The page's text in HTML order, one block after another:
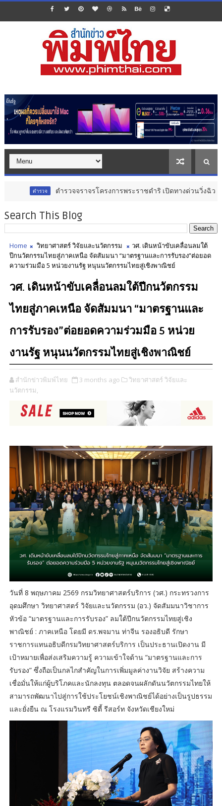
ตำรวจจราจรโครงการพระราชดำริ เปิดทางด่วนวิ่งฉิว! นำส่งอวัยวะหั
Search This Blog
Home วิทยาศาสตร์ วิจัยและนวัตกรรม
วศ. เดินหน้าขับเคลื่อนลมใต้
ปีกนวัตกรรมไทยสู่ภาคเหนือ จัดสัมมนา “มาตรฐานและการรับรอง”ต่อยอด
ความร่วมมือ 5 หน่วยงานรัฐ หนุนนวัตกรรมไทยสู่เชิงพาณิชย์
วศ. เดินหน้าขับเคลื่อนลมใต้ปีกนวัตกรรม
ไทยสู่ภาคเหนือ จัดสัมมนา “มาตรฐานและ
การรับรอง”ต่อยอดความร่วมมือ 5 หน่วย
งานรัฐ หนุนนวัตกรรมไทยสู่เชิงพาณิชย์
สำนักข่าวพิมพ์ไทย 3 months ago
วิทยาศาสตร์ วิจัยและ
นวัตกรรม,
วันที่ 8 พฤษภาคม 2569 กรมวิทยาศาสตร์บริการ (วศ.) กระทรวงการ
อุดมศึกษา วิทยาศาสตร์ วิจัยและนวัตกรรม (อว.) จัดสัมมนาวิชาการ
หัวข้อ “มาตรฐานและการรับรอง” ลมใต้ปีกนวัตกรรมไทยสู่เชิง
พาณิชย์ : ภาคเหนือ โดยมี ดร.พจมาน ท่าจีน รองอธิบดี รักษา
ราชการแทนอธิบดีกรมวิทยาศาสตร์บริการ เป็นประธานเปิดงาน มี
เป้าหมายเพื่อส่งเสริมความรู้ ความเข้าใจด้าน “มาตรฐานและการ
รับรอง” ซึ่งถือเป็นกลไกสำคัญในการเพิ่มมูลค่างานวิจัย สร้างความ
เชื่อมั่นให้แก่ผู้บริโภคและนักลงทุน ตลอดจนผลักดันนวัตกรรมไทยให้
สามารถพัฒนาไปสู่การใช้ประโยชน์เชิงพาณิชย์ได้อย่างเป็นรูปธรรม
และยั่งยืน ณ โรงแรมวินทรี ซิตี้ รีสอร์ท จังหวัดเชียงใหม่